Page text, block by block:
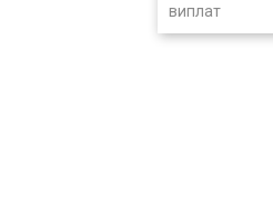
виплат